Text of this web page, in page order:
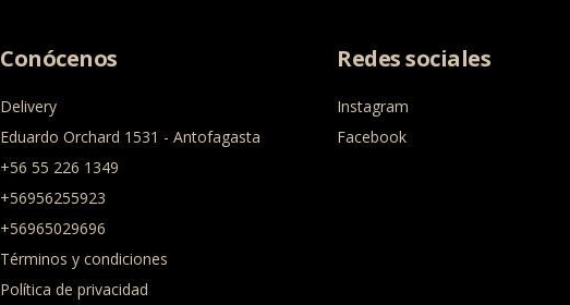
Conócenos
Delivery
Eduardo Orchard 1531 - Antofagasta
+56 55 226 1349
+56956255923
+56965029696
Términos y condiciones
Política de privacidad
Redes sociales
Instagram
Facebook